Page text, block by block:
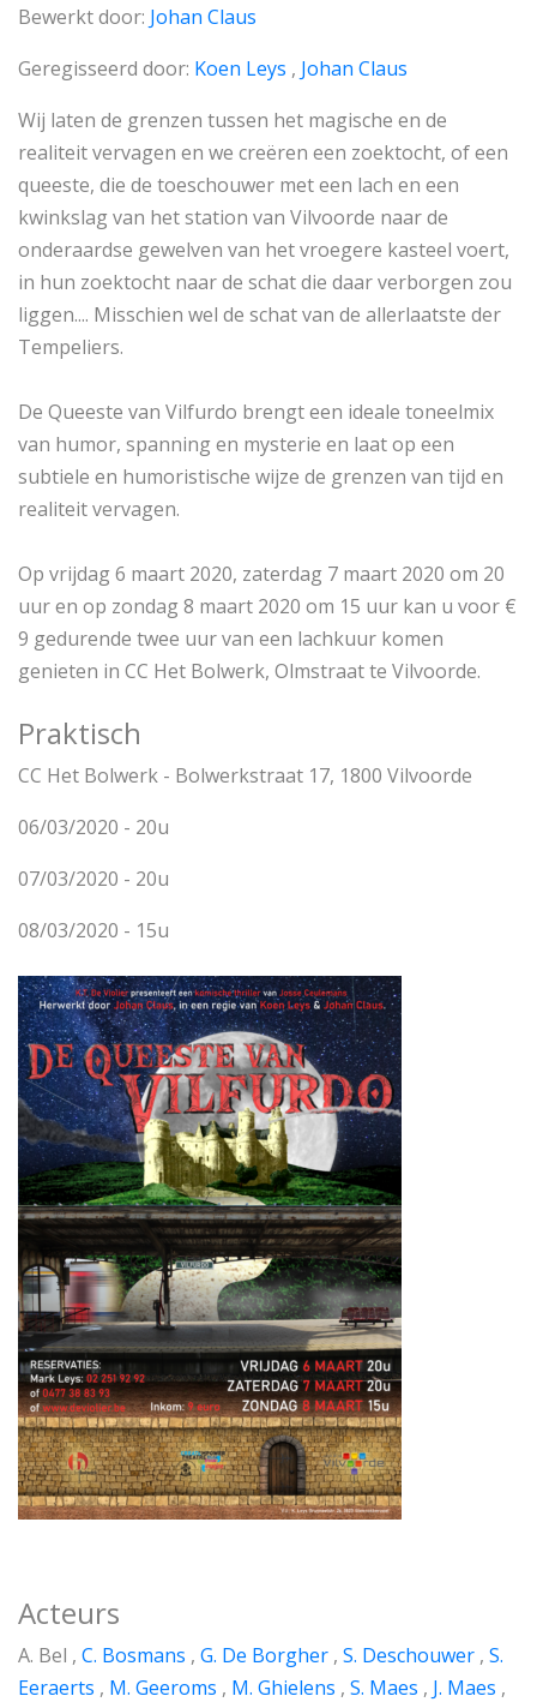
Bewerkt door: Johan Claus
Geregisseerd door: Koen Leys , Johan Claus
Wij laten de grenzen tussen het magische en de
realiteit vervagen en we creëren een zoektocht, of een
queeste, die de toeschouwer met een lach en een
kwinkslag van het station van Vilvoorde naar de
onderaardse gewelven van het vroegere kasteel voert,
in hun zoektocht naar de schat die daar verborgen zou
liggen.... Misschien wel de schat van de allerlaatste der
Tempeliers.
De Queeste van Vilfurdo brengt een ideale toneelmix
van humor, spanning en mysterie en laat op een
subtiele en humoristische wijze de grenzen van tijd en
realiteit vervagen.
Op vrijdag 6 maart 2020, zaterdag 7 maart 2020 om 20
uur en op zondag 8 maart 2020 om 15 uur kan u voor €
9 gedurende twee uur van een lachkuur komen
genieten in CC Het Bolwerk, Olmstraat te Vilvoorde.
Praktisch
CC Het Bolwerk - Bolwerkstraat 17, 1800 Vilvoorde
06/03/2020 - 20u
07/03/2020 - 20u
08/03/2020 - 15u
Acteurs
A. Bel , C. Bosmans , G. De Borgher , S. Deschouwer , S.
Eeraerts , M. Geeroms , M. Ghielens , S. Maes , J. Maes ,